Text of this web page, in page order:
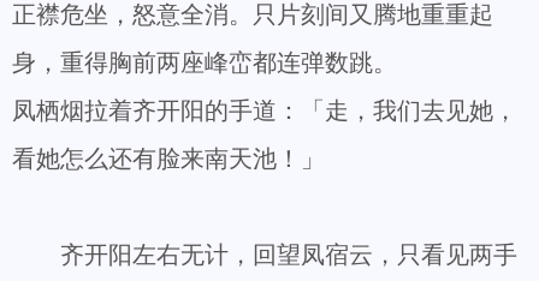
正襟危坐，怒意全消。只片刻间又腾地重重起
身，重得胸前两座峰峦都连弹数跳。
凤栖烟拉着齐开阳的手道：「走，我们去见她，
看她怎么还有脸来南天池！」
齐开阳左右无计，回望凤宿云，只看见两手